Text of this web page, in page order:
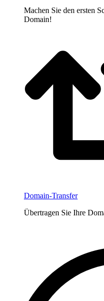
Machen Sie den ersten
Domain!
Domain-Transfer
Übertragen Sie Ihre